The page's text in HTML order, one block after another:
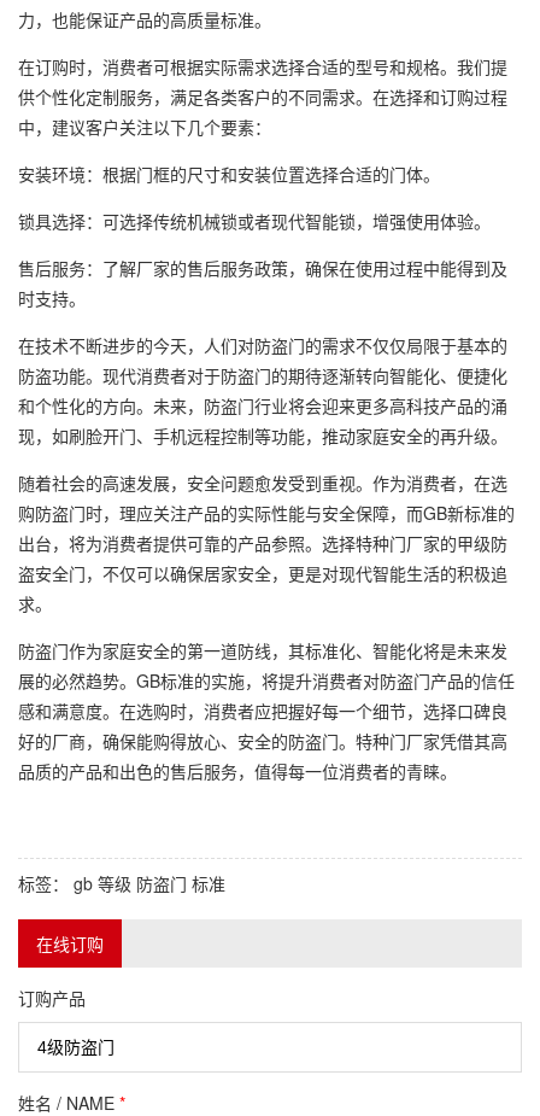
力，也能保证产品的高质量标准。
在订购时，消费者可根据实际需求选择合适的型号和规格。我们提
供个性化定制服务，满足各类客户的不同需求。在选择和订购过程
中，建议客户关注以下几个要素：
安装环境：根据门框的尺寸和安装位置选择合适的门体。
锁具选择：可选择传统机械锁或者现代智能锁，增强使用体验。
售后服务：了解厂家的售后服务政策，确保在使用过程中能得到及
时支持。
在技术不断进步的今天，人们对防盗门的需求不仅仅局限于基本的
防盗功能。现代消费者对于防盗门的期待逐渐转向智能化、便捷化
和个性化的方向。未来，防盗门行业将会迎来更多高科技产品的涌
现，如刷脸开门、手机远程控制等功能，推动家庭安全的再升级。
随着社会的高速发展，安全问题愈发受到重视。作为消费者，在选
购防盗门时，理应关注产品的实际性能与安全保障，而GB新标准的
出台，将为消费者提供可靠的产品参照。选择特种门厂家的甲级防
盗安全门，不仅可以确保居家安全，更是对现代智能生活的积极追
求。
防盗门作为家庭安全的第一道防线，其标准化、智能化将是未来发
展的必然趋势。GB标准的实施，将提升消费者对防盗门产品的信任
感和满意度。在选购时，消费者应把握好每一个细节，选择口碑良
好的厂商，确保能购得放心、安全的防盗门。特种门厂家凭借其高
品质的产品和出色的售后服务，值得每一位消费者的青睐。
标签： gb 等级 防盗门 标准
在线订购
订购产品
姓名 / NAME *